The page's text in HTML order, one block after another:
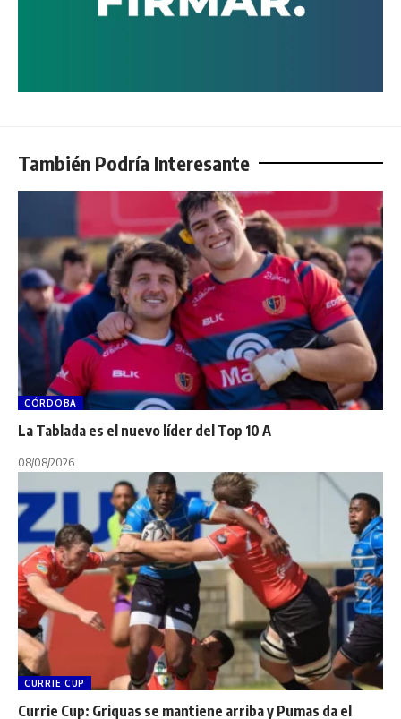
También Podría Interesante
CÓRDOBA
La Tablada es el nuevo líder del Top 10 A
08/08/2026
CURRIE CUP
Currie Cup: Griquas se mantiene arriba y Pumas da el